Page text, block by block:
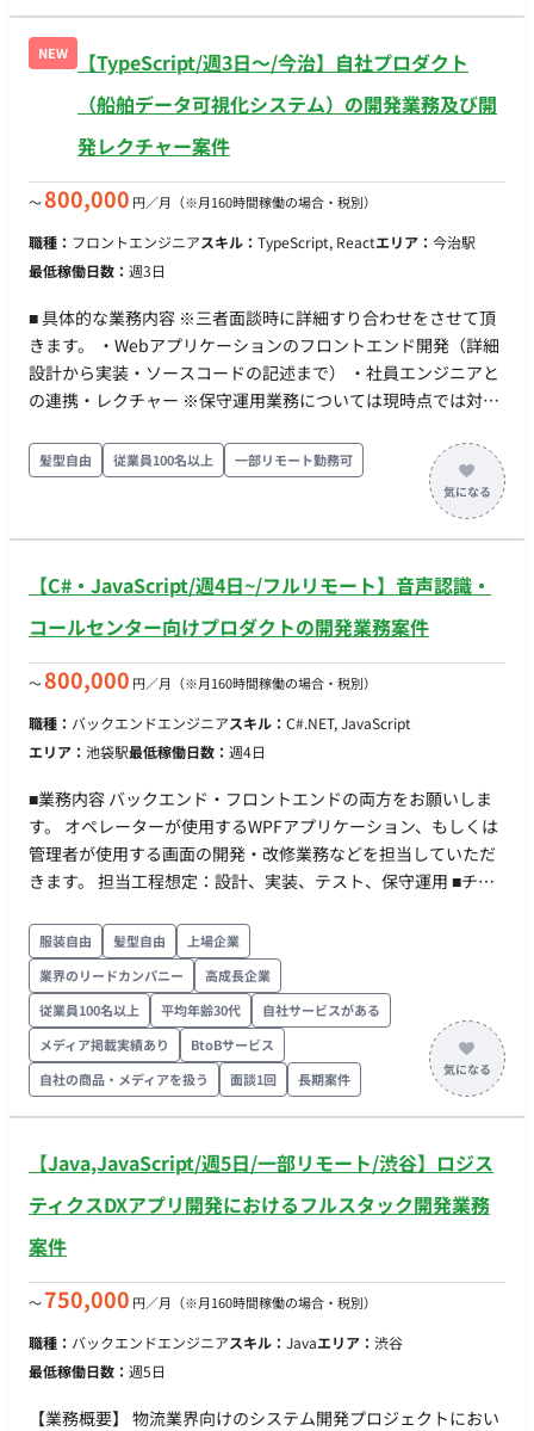
境 ・ プログラミング：TypeScript, JavaScript, Python ・ FW：
React, Next.js, ROS2 ・ DB： ・ インフラ：AWS, GitHub
Actions
NEW
【TypeScript/週3日〜/今治】自社プロダクト
（船舶データ可視化システム）の開発業務及び開
発レクチャー案件
〜800,000 円／月 （※月160時間稼働の場合・税別）
職種： フロントエンジニアスキル： TypeScript, Reactエリア： 今治駅
最低稼働日数： 週3日
■ 具体的な業務内容 ※三者面談時に詳細すり合わせをさせて頂
きます。 ・Webアプリケーションのフロントエンド開発（詳細
設計から実装・ソースコードの記述まで） ・社員エンジニアと
の連携・レクチャー ※保守運用業務については現時点では対象
FW：React ツール・インフラ（社内利用実績）：DynamoDB,
PostgreSQL などのクラウド環境 ■ チーム体制 ITシステム開発
わせをさせて頂きます。 一部ご出社のご相談等もさせて頂けれ
TypeScriptを使用したWebアプリケーションのフロントエンド
開発経験 ・詳細設計から実装までご自身で自走して手を動かせ
タベース・クラウドに関する知識（必須ではありません） ・船
髪型自由 従業員100名以上 一部リモート勤務可
【C#・JavaScript/週4日~/フルリモート】音声認識・
コールセンター向けプロダクトの開発業務案件
〜800,000 円／月 （※月160時間稼働の場合・税別）
職種： バックエンドエンジニアスキル： C#.NET, JavaScript
エリア： 池袋駅最低稼働日数： 週4日
■業務内容 バックエンド・フロントエンドの両方をお願いしま
す。 オペレーターが使用するWPFアプリケーション、もしくは
管理者が使用する画面の開発・改修業務などを担当していただ
きます。 担当工程想定：設計、実装、テスト、保守運用 ■チー
20名・6名に分かれます。 ■開発環境 ・言語：
C#,JavaScript,jQuery,CSS ・フレームワーク：ASP.NET,WPF ・
DB：SQL Server ・インフラ：Windows,Azure,AWS ・コミュニ
ケーションツール：Teams ■働き方 ・稼働量：週4以上 ・稼働
時間/曜日帯：平日9時～17時をメインに前後の相談は可能です
・参画時期：10月想定
服装自由 髪型自由
上場企業
業界のリードカンパニー
高成長企業
従業員100名以上
平均年齢30代
自社サービスがある
メディア掲載実績あり
BtoBサービス
自社の商品・メディアを扱う
面談1回 長期案件
【Java,JavaScript/週5日/一部リモート/渋谷】ロジス
ティクスDXアプリ開発におけるフルスタック開発業務
案件
〜750,000 円／月 （※月160時間稼働の場合・税別）
職種： バックエンドエンジニアスキル： Javaエリア： 渋谷
最低稼働日数： 週5日
【業務概要】 物流業界向けのシステム開発プロジェクトにおい